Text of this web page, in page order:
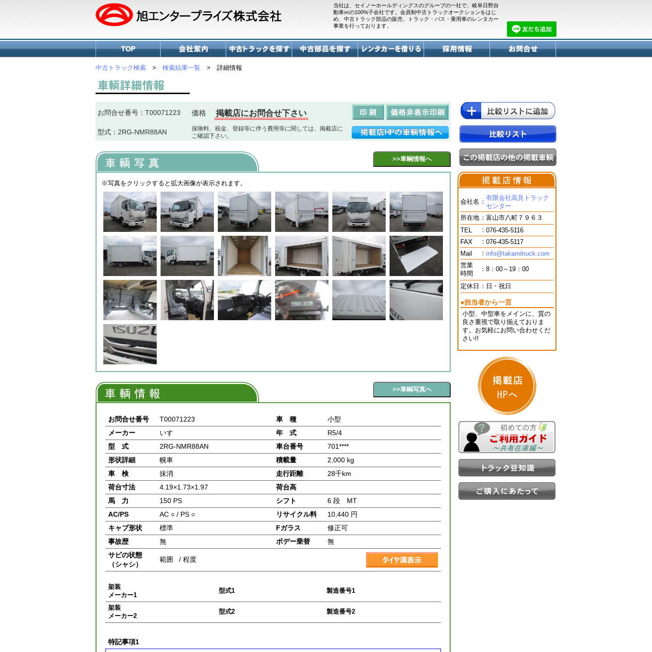
当社は、セイノーホールディングスのグループの一社で、岐阜日野自
動車㈱の100%子会社です。会員制中古トラックオークションをはじ
め、中古トラック部品の販売、トラック・バス・乗用車のレンタカー
事業を行っております。
中古トラック検索 > 検索結果一覧 > 詳細情報
お問合せ番号：T00071223 価格 掲載店にお問合せ下さい
型式：2RG-NMR88AN
保険料、税金、登録等に伴う費用等に関しては、掲載店に
ご確認下さい。
※写真をクリックすると拡大画像が表示されます。
お問合せ番号 T00071223 車 種
小型
メーカー
いすゞ 年 式
R5/4
型 式
2RG-NMR88AN 車台番号
701****
形状詳細
幌車 積載量
2,000 kg
車 検
抹消 走行距離
28千km
荷台寸法
4.19×1.73×1.97
荷台高
馬 力
150 PS シフト
6 段 MT
AC/PS
AC ○ / PS ○ リサイクル料
10,440 円
キャブ形状
標準 Fガラス
修正可
事故歴
無 ボデー乗替
無
サビの状態
（シャシ）
範囲 / 程度
架装
メーカー1
型式1 製造番号1
架装
メーカー2
型式2 製造番号2
特記事項1
会社名 ：
有限会社高見トラック
センター
所在地 ： 富山市八町７９６３
TEL
： 076-435-5116
FAX
： 076-435-5117
Mail
： info@takamitruck.com
営業
時間
： 8：00～19：00
定休日 ： 日・祝日
●担当者から一言
小型、中型車をメインに、質の
良さ重視で取り揃えておりま
す。お気軽にお問い合わせくだ
さい!!